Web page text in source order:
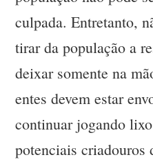
culpada. Entretanto,
tirar da população a
deixar somente na
entes devem estar
continuar jogando
potenciais criadouros